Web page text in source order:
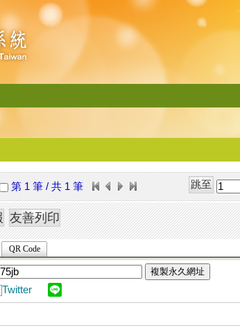
第 1 筆 / 共 1 筆
QR Code
複製永久網址
Twitter